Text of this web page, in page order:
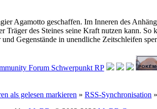
Agamotto geschaffen. Im Inneren des
Träger des Steines seine Kraft nutzen kann.
Gegenstände in unendliche Zeitschleifen
als gelesen markieren » RSS-Synchronisation »